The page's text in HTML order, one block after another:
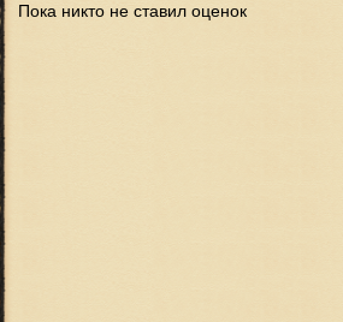
Пока никто не ставил оценок